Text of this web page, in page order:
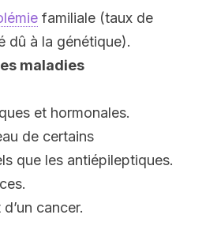
familiale (taux de
dû à la génétique).
maladies
et hormonales.
de certains
que les antiépileptiques.
cancer.